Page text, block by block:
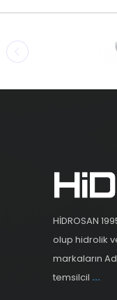
HİDROSAN
olup hidrolik
markaların
temsilcil ...